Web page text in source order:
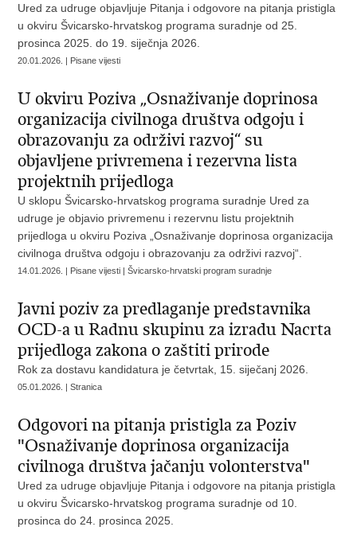
Ured za udruge objavljuje Pitanja i odgovore na pitanja pristigla
u okviru Švicarsko-hrvatskog programa suradnje od 25.
prosinca 2025. do 19. siječnja 2026.
20.01.2026. | Pisane vijesti
U okviru Poziva „Osnaživanje doprinosa
organizacija civilnoga društva odgoju i
obrazovanju za održivi razvoj“ su
objavljene privremena i rezervna lista
projektnih prijedloga
U sklopu Švicarsko-hrvatskog programa suradnje Ured za
udruge je objavio privremenu i rezervnu listu projektnih
prijedloga u okviru Poziva „Osnaživanje doprinosa organizacija
civilnoga društva odgoju i obrazovanju za održivi razvoj“.
14.01.2026. | Pisane vijesti | Švicarsko-hrvatski program suradnje
Javni poziv za predlaganje predstavnika
OCD-a u Radnu skupinu za izradu Nacrta
prijedloga zakona o zaštiti prirode
Rok za dostavu kandidatura je četvrtak, 15. siječanj 2026.
05.01.2026. | Stranica
Odgovori na pitanja pristigla za Poziv
"Osnaživanje doprinosa organizacija
civilnoga društva jačanju volonterstva"
Ured za udruge objavljuje Pitanja i odgovore na pitanja pristigla
u okviru Švicarsko-hrvatskog programa suradnje od 10.
prosinca do 24. prosinca 2025.